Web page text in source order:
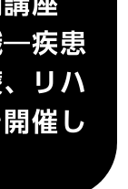
―疾患
リハ
催し